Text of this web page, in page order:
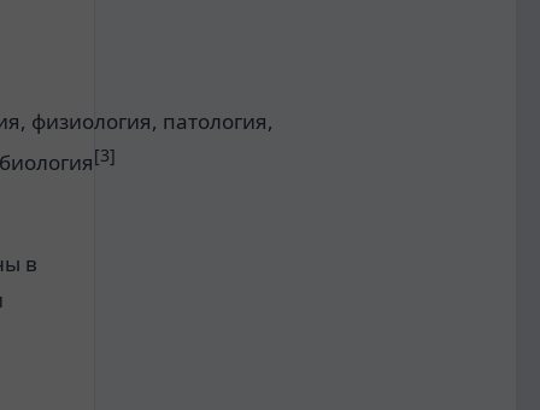
, физиология, патология,
[3]
в